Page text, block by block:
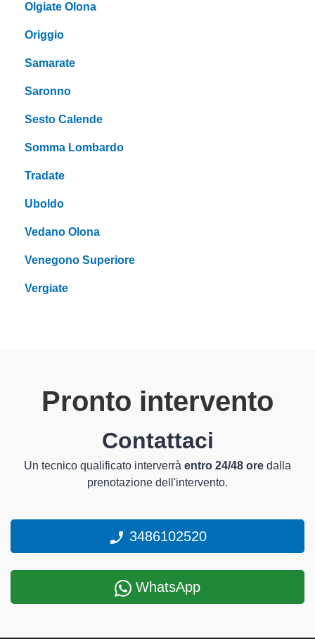
Olgiate Olona
Origgio
Samarate
Saronno
Sesto Calende
Somma Lombardo
Tradate
Uboldo
Vedano Olona
Venegono Superiore
Vergiate
Pronto intervento
Contattaci
Un tecnico qualificato interverrà entro 24/48 ore dalla
prenotazione dell'intervento.
3486102520
WhatsApp